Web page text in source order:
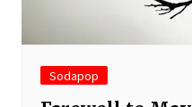
Sodapop